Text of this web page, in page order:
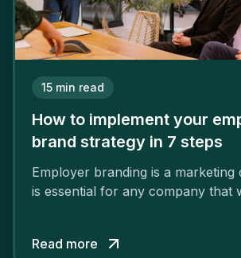
15 min read
How to implement your
brand strategy in 7 steps
Employer branding is a marketing
is essential for any company that
solid and positive employer brand
Read more